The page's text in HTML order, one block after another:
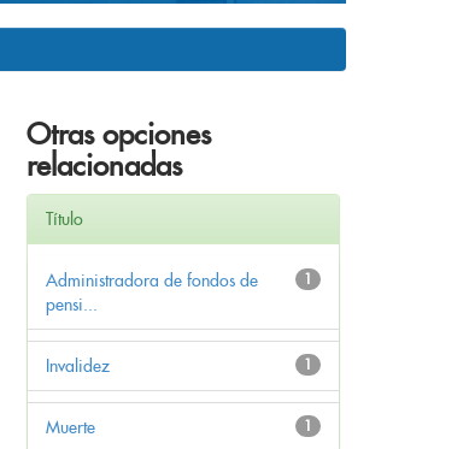
Otras opciones
relacionadas
Título
1
Administradora de fondos de
pensi...
1
Invalidez
1
Muerte